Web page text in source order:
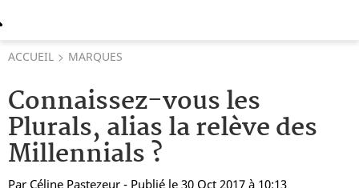
ACCUEIL MARQUES
Connaissez-vous les
Plurals, alias la relève des
Millennials ?
Par Céline Pastezeur - Publié le 30 Oct 2017 à 10:13